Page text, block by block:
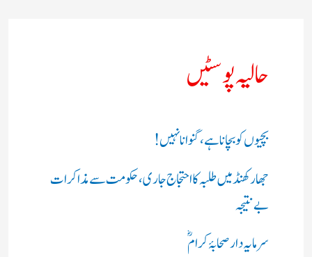
حالیہ پوسٹیں
بچیوں کو بچانا ہے، گنوانا نہیں!
جھارکھنڈ میں طلبہ کا احتجاج جاری، حکومت سے مذاکرات
بے نتیجہ
سرمایہ دار صحابۂ کرامؓ